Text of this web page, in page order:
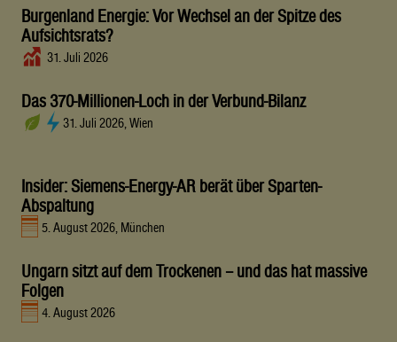
Burgenland Energie: Vor Wechsel an der Spitze des
Aufsichtsrats?
31. Juli 2026
Das 370-Millionen-Loch in der Verbund-Bilanz
31. Juli 2026, Wien
Insider: Siemens-Energy-AR berät über Sparten-
Abspaltung
5. August 2026, München
Ungarn sitzt auf dem Trockenen – und das hat massive
Folgen
4. August 2026